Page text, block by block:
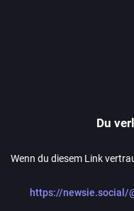
Du
Wenn du diesem Link
https://newsie.social/